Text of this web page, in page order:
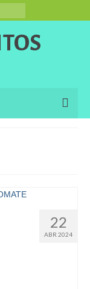
22
ABR 2024